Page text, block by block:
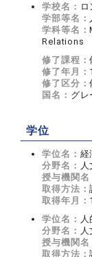
学校名：
学部等名：
学科等名：
Relations
修了課程：
修了年月：
修了区分：
国名： グレ
学位
学位名： 経
分野名：
授与機関名
取得方法：
取得年月：
学位名：
分野名：
授与機関名
取得方法：